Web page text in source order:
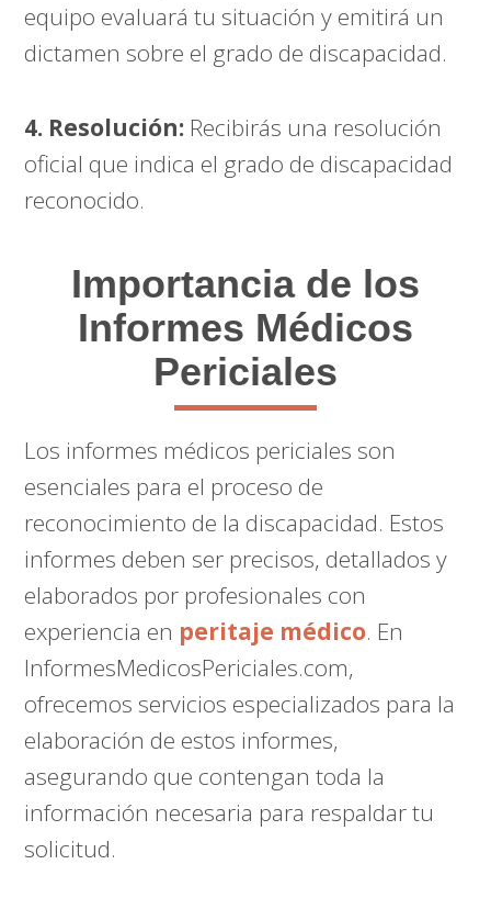
equipo evaluará tu situación y emitirá un
dictamen sobre el grado de discapacidad.
4. Resolución: Recibirás una resolución
oficial que indica el grado de discapacidad
reconocido.
Importancia de los
Informes Médicos
Periciales
Los informes médicos periciales son
esenciales para el proceso de
reconocimiento de la discapacidad. Estos
informes deben ser precisos, detallados y
elaborados por profesionales con
experiencia en peritaje médico. En
InformesMedicosPericiales.com,
ofrecemos servicios especializados para la
elaboración de estos informes,
asegurando que contengan toda la
información necesaria para respaldar tu
solicitud.